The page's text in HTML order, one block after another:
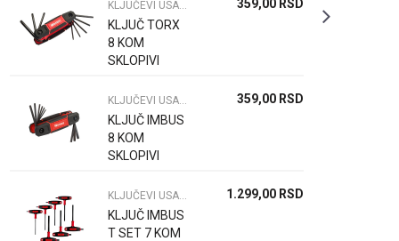
KLJUČEVI USADNI
KLJUČ TORX
8 KOM
SKLOPIVI
359,00 RSD
KLJUČEVI USADNI
KLJUČ IMBUS
8 KOM
SKLOPIVI
359,00 RSD
KLJUČEVI USADNI
KLJUČ IMBUS
T SET 7 KOM
1.299,00 RSD